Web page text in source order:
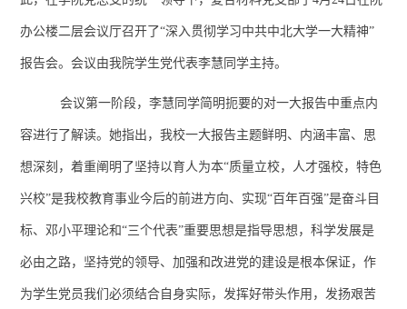
办公楼二层会议厅召开了“深入贯彻学习中共中北大学一大精神”
报告会。会议由我院学生党代表李慧同学主持。
会议第一阶段，李慧同学简明扼要的对一大报告中重点内
容进行了解读。她指出，我校一大报告主题鲜明、内涵丰富、思
想深刻，着重阐明了坚持以育人为本“质量立校，人才强校，特色
兴校”是我校教育事业今后的前进方向、实现“百年百强”是奋斗目
标、邓小平理论和“三个代表”重要思想是指导思想，科学发展是
必由之路，坚持党的领导、加强和改进党的建设是根本保证，作
为学生党员我们必须结合自身实际，发挥好带头作用，发扬艰苦